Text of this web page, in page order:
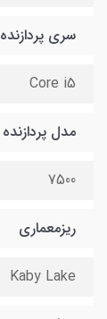
سری پردازنده
Core i5
مدل پردازنده
7500
ریزمعماری
Kaby Lake